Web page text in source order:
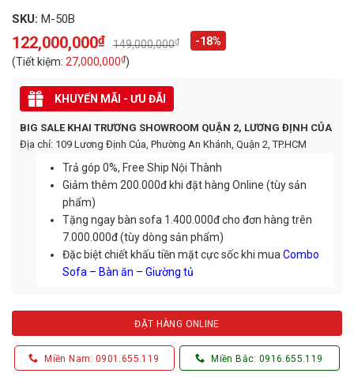
SKU: M-50B
149,000,000₫
Original
price
was:
149,000,000₫.
122,000,000₫
Current
price
is:
122,000,000₫.
-18%
(Tiết kiệm: 27,000,000₫)
KHUYẾN MÃI - ƯU ĐÃI
BIG SALE KHAI TRƯƠNG SHOWROOM QUẬN 2, LƯƠNG ĐỊNH CỦA
Địa chỉ: 109 Lương Định Của, Phường An Khánh, Quận 2, TP.HCM
Trả góp 0%, Free Ship Nội Thành
Giảm thêm 200.000đ khi đặt hàng Online (tùy sản
phẩm)
Tặng ngay bàn sofa 1.400.000đ cho đơn hàng trên
7.000.000đ (tùy dòng sản phẩm)
Đặc biệt chiết khấu tiền mặt cực sốc khi muaCombo
Sofa – Bàn ăn – Giường tủ
ĐẶT HÀNG ONLINE
Miền Nam: 0901.655.119 Miền Bắc: 0916.655.119